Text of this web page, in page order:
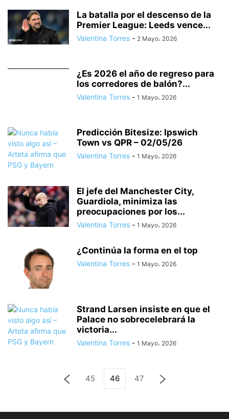
La batalla por el descenso de la
Premier League: Leeds vence...
Valentina Torres - 2 Mayo، 2026
¿Es 2026 el año de regreso para
los corredores de balón?...
Valentina Torres - 1 Mayo، 2026
Predicción Bitesize: Ipswich
Town vs QPR – 02/05/26
Valentina Torres - 1 Mayo، 2026
El jefe del Manchester City,
Guardiola, minimiza las
preocupaciones por los...
Valentina Torres - 1 Mayo، 2026
¿Continúa la forma en el top
Valentina Torres - 1 Mayo، 2026
Strand Larsen insiste en que el
Palace no sobrecelebrará la
victoria...
Valentina Torres - 1 Mayo، 2026
45 46 47